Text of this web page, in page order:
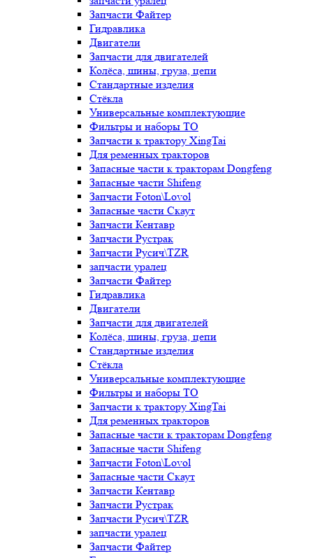
Запчасти Файтер
Гидравлика
Двигатели
Запчасти для двигателей
Колёса, шины, груза, цепи
Стандартные изделия
Стёкла
Универсальные комплектующие
Фильтры и наборы ТО
Запчасти к трактору XingTai
Для ременных тракторов
Запасные части к тракторам Dongfeng
Запасные части Shifeng
Запчасти Foton\Lovol
Запасные части Скаут
Запчасти Кентавр
Запчасти Рустрак
Запчасти Русич\TZR
запчасти уралец
Запчасти Файтер
Гидравлика
Двигатели
Запчасти для двигателей
Колёса, шины, груза, цепи
Стандартные изделия
Стёкла
Универсальные комплектующие
Фильтры и наборы ТО
Запчасти к трактору XingTai
Для ременных тракторов
Запасные части к тракторам Dongfeng
Запасные части Shifeng
Запчасти Foton\Lovol
Запасные части Скаут
Запчасти Кентавр
Запчасти Рустрак
Запчасти Русич\TZR
запчасти уралец
Запчасти Файтер